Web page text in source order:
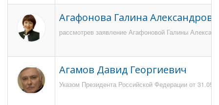
Агафонова Галина
рассмотрев заявление Агафоновой Галины
Агамов Давид Георгиевич
Указом Президента Российской Федерации от